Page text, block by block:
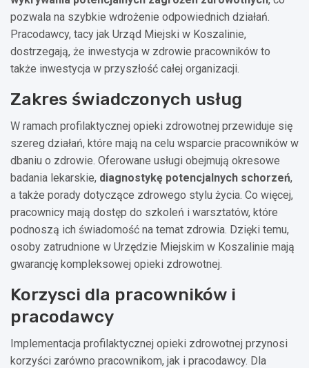
pozwala na szybkie wdrożenie odpowiednich działań.
Pracodawcy, tacy jak Urząd Miejski w Koszalinie,
dostrzegają, że inwestycja w zdrowie pracowników to
także inwestycja w przyszłość całej organizacji.
Zakres świadczonych usług
W ramach profilaktycznej opieki zdrowotnej przewiduje się
szereg działań, które mają na celu wsparcie pracowników w
dbaniu o zdrowie. Oferowane usługi obejmują okresowe
badania lekarskie, diagnostykę potencjalnych schorzeń,
a także porady dotyczące zdrowego stylu życia. Co więcej,
pracownicy mają dostęp do szkoleń i warsztatów, które
podnoszą ich świadomość na temat zdrowia. Dzięki temu,
osoby zatrudnione w Urzędzie Miejskim w Koszalinie mają
gwarancję kompleksowej opieki zdrowotnej.
Korzysci dla pracowników i
pracodawcy
Implementacja profilaktycznej opieki zdrowotnej przynosi
korzyści zarówno pracownikom, jak i pracodawcy. Dla